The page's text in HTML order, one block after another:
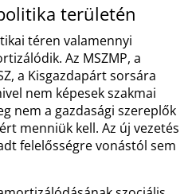
területén
téren valamennyi
Az MSZMP, a
a Kisgazdapárt sorsára
nem képesek szakmai
nem a gazdasági szereplők
menniük kell. Az új vezetés
felelősségre vonástól sem